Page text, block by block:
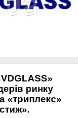
VDGLASS»
ринку
«триплекс»